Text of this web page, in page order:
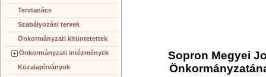
Tervtanács
Szabályozási tervek
Önkormányzati kitüntetettek
Önkormányzati intézmények
Közalapítványok
Sopron Megyei